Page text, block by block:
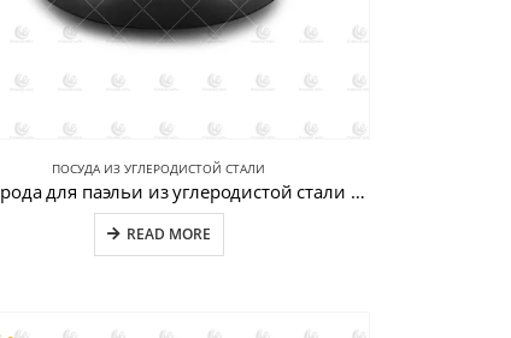
ПОСУДА ИЗ УГЛЕРОДИСТОЙ СТАЛИ
Сковорода для паэльи из углеродистой стали CW-CS032
READ MORE